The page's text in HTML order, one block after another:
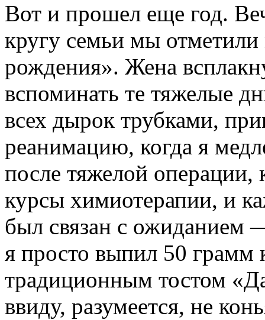
Вот и прошел еще год.
кругу семьи мы
рождения». Жена
вспоминать те тяжелые
всех дырок трубками,
реанимацию, когда я
после тяжелой операции,
курсы химиотерапии, и
был связан с ожиданием
я просто выпил 50 грамм
традиционным тостом
ввиду, разумеется, не